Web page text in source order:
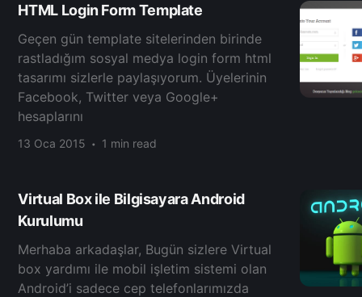
HTML Login Form Template
Geçen gün template sitelerinden birinde
rastladığım sosyal medya login form html
tasarımı sizlerle paylaşıyorum. Üyelerinin
Facebook, Twitter veya Google+
hesaplarını
13 Oca 2015 1 min read
Virtual Box ile Bilgisayara Android
Kurulumu
Merhaba arkadaşlar, Bugün sizlere Virtual
box yardımı ile mobil işletim sistemi olan
Android’i sadece cep telefonlarımızda